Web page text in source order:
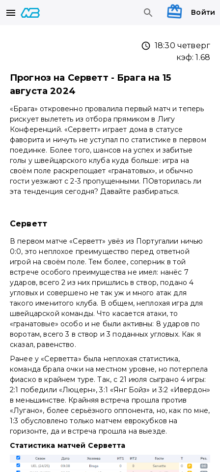
Войти
18:30 четверг
кэф:1.68
Прогноз на Серветт - Брага на 15
августа 2024
«Брага» откровенно провалила первый матч и теперь
рискует вылететь из отбора прямиком в Лигу
Конференций. «Серветт» играет дома в статусе
фаворита и ничуть не уступал по статистике в первом
поединке. Более того, шансов на успех и забитые
голы у швейцарского клуба куда больше: игра на
своём поле раскрепощает «гранатовых», и обычно
гости уезжают с 2-3 пропущенными. ПОвторилась ли
эта тенденция сегодня? Давайте разбираться.
Серветт
В первом матче «Серветт» увёз из Португалии ничью
0:0, это неплохое преимущество перед ответной
игрой на своём поле. Тем более, соперник в той
встрече особого преимущества не имел: нанёс 7
ударов, всего 2 из них пришлись в створ, подано 4
угловых и совершено не так уж и много атак для
такого именитого клуба. В общем, неплохая игра для
швейцарской команды. Что касается атаки, то
«гранатовые» особо и не были активны: 8 ударов по
воротам, всего 3 в створ и 3 поданных угловых. Как я
сказал, равенство.
Ранее у «Серветта» была неплохая статистика,
команда брала очки на местном уровне, но потерпела
фиаско в крайнем туре. Так, с 21 июля сыграно 4 игры:
2:1 победили «Люцерн», 3:1 «Янг Бойз» и 3:2 «Ивердон»
в меньшинстве. Крайняя встреча прошла против
«Лугано», более серьёзного оппонента, но, как по мне,
1:3 обусловлено только матчем еврокубков на
горизонте, да и встреча прошла на выезде.
Статистика матчей Серветта